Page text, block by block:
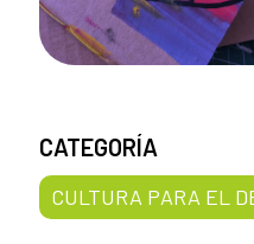
CATEGORÍA
CULTURA PARA EL